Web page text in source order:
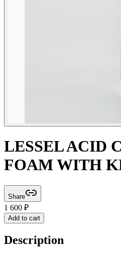
LESSEL ACID
FOAM WITH
Share
1 600 ₽
Add to cart
Description